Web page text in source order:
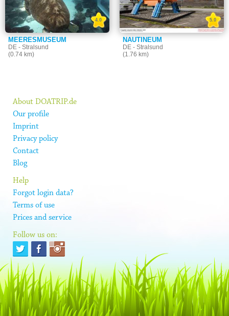
MEERESMUSEUM
DE - Stralsund
(0.74 km)
4.0
NAUTINEUM
DE - Stralsund
(1.76 km)
5.0
About DOATRIP.de
Our profile
Imprint
Privacy policy
Contact
Blog
Help
Forgot login data?
Terms of use
Prices and service
Follow us on: